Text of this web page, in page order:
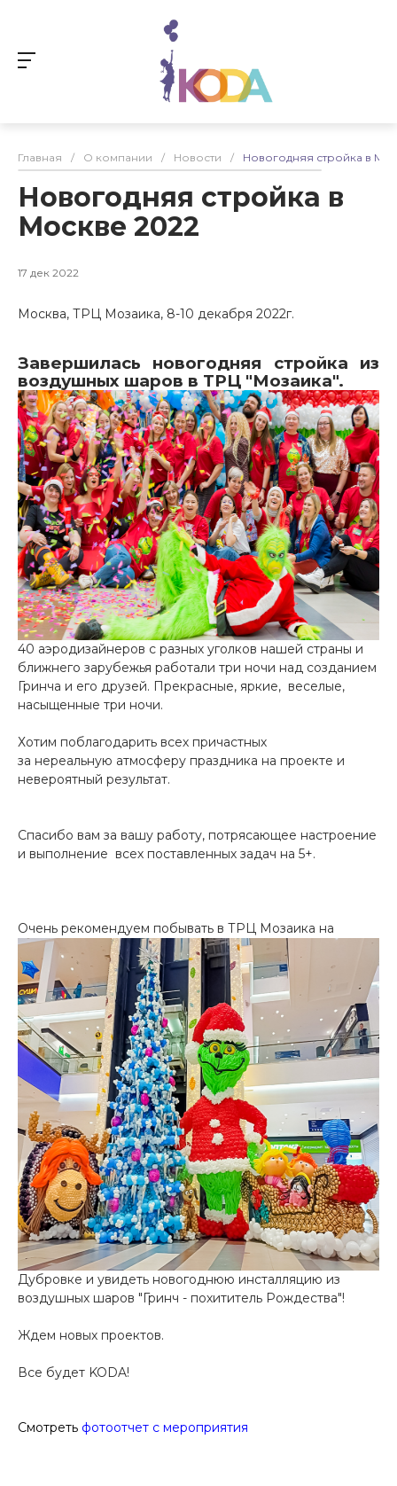
Главная / О компании / Новости / Новогодняя стройка в
Новогодняя стройка в
Москве 2022
17 дек 2022
Москва, ТРЦ Мозаика, 8-10 декабря 2022г.
Завершилась новогодняя стройка из
воздушных шаров в ТРЦ "Мозаика".
40 аэродизайнеров с разных уголков нашей страны и
ближнего зарубежья работали три ночи над созданием
Гринча и его друзей. Прекрасные, яркие, веселые,
насыщенные три ночи.
Хотим поблагодарить всех причастных
за нереальную атмосферу праздника на проекте и
невероятный результат.
Спасибо вам за вашу работу, потрясающее настроение
и выполнение всех поставленных задач на 5+.
Очень рекомендуем побывать в ТРЦ Мозаика на
Дубровке и увидеть новогоднюю инсталляцию из
воздушных шаров "Гринч - похититель Рождества"!
Ждем новых проектов.
Все будет KODA!
Смотреть фотоотчет с мероприятия